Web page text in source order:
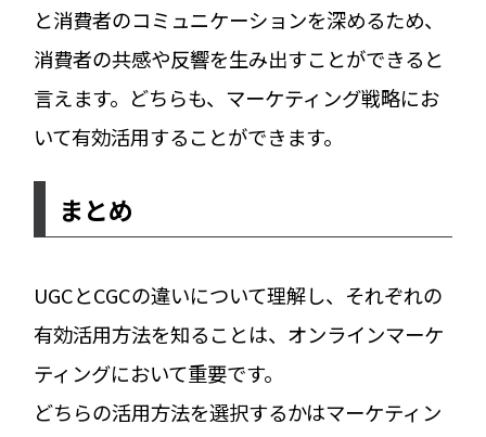
と消費者のコミュニケーションを深めるため、
消費者の共感や反響を生み出すことができると
言えます。どちらも、マーケティング戦略にお
いて有効活用することができます。
まとめ
UGCとCGCの違いについて理解し、それぞれの
有効活用方法を知ることは、オンラインマーケ
ティングにおいて重要です。
どちらの活用方法を選択するかはマーケティン